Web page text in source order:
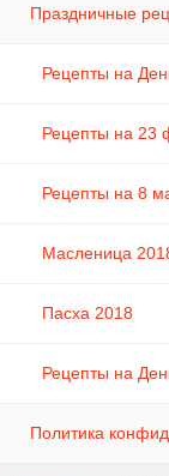
Праздничные
Рецепты на
Рецепты на 23
Рецепты на 8
Масленица
Пасха 2018
Рецепты на
Политика